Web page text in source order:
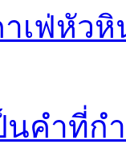
เฟ่หัว
นคำที่ก